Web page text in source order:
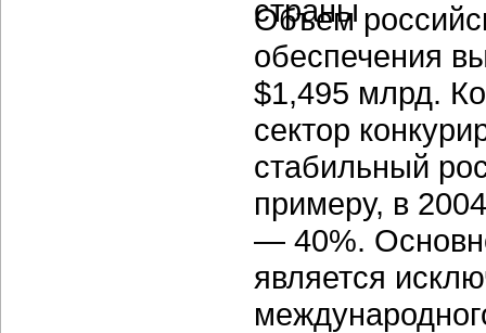
Объем
обеспечения
$1,495 млрд.
сектор
стабильный
примеру, в
— 40%.
является